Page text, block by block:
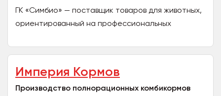
ГК «Симбио» — поставщик товаров для животных,
ориентированный на профессиональных
ветеринарные клиники,...
Империя Кормов
Производство полнорационных комбикормов